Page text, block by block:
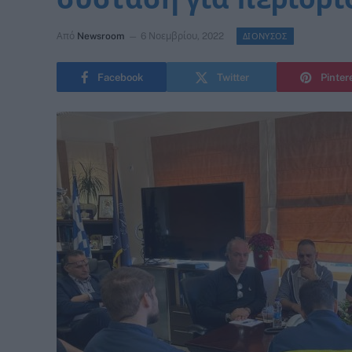
Από Newsroom 6 Νοεμβρίου, 2022 ΔΙΟΝΥΣΟΣ
Facebook Twitter